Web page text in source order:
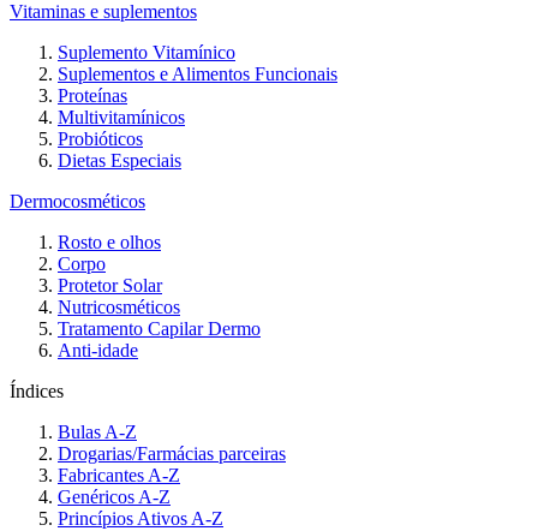
Vitaminas e suplementos
Suplemento Vitamínico
Suplementos e Alimentos Funcionais
Proteínas
Multivitamínicos
Probióticos
Dietas Especiais
Dermocosméticos
Rosto e olhos
Corpo
Protetor Solar
Nutricosméticos
Tratamento Capilar Dermo
Anti-idade
Índices
Bulas A-Z
Drogarias/Farmácias parceiras
Fabricantes A-Z
Genéricos A-Z
Princípios Ativos A-Z